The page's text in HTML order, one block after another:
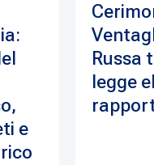
e
Russa
legge